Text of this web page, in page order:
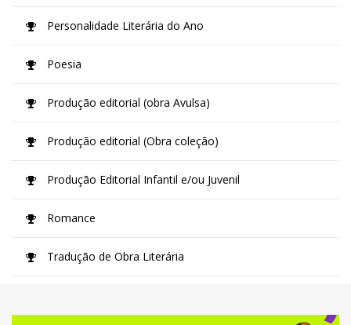
Personalidade Literária do Ano
Poesia
Produção editorial (obra Avulsa)
Produção editorial (Obra coleção)
Produção Editorial Infantil e/ou Juvenil
Romance
Tradução de Obra Literária